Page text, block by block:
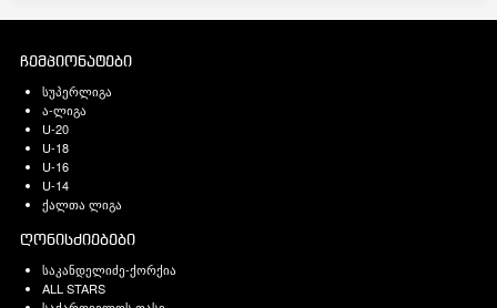
ჩემპიონატები
სუპერლიგა
ა-ლიგა
U-20
U-18
U-16
U-14
ქალთა ლიგა
ღონისძიებები
საკანდელიძე-ქორქია
ALL STARS